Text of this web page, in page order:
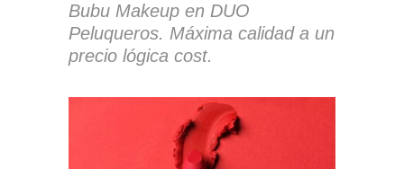
Bubu Makeup en DUO
Peluqueros. Máxima calidad a un
precio lógica cost.